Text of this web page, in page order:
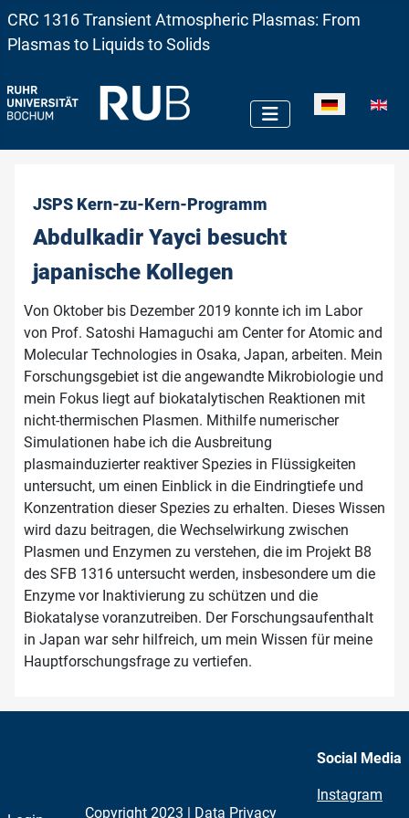
CRC 1316 Transient Atmospheric Plasmas: From
Plasmas to Liquids to Solids
Sprache
JSPS Kern-zu-Kern-Programm
Abdulkadir Yayci besucht
japanische Kollegen
Von Oktober bis Dezember 2019 konnte ich im Labor
von Prof. Satoshi Hamaguchi am Center for Atomic and
Molecular Technologies in Osaka, Japan, arbeiten. Mein
Forschungsgebiet ist die angewandte Mikrobiologie und
mein Fokus liegt auf biokatalytischen Reaktionen mit
nicht-thermischen Plasmen. Mithilfe numerischer
Simulationen habe ich die Ausbreitung
plasmainduzierter reaktiver Spezies in Flüssigkeiten
untersucht, um einen Einblick in die Eindringtiefe und
Konzentration dieser Spezies zu erhalten. Dieses Wissen
wird dazu beitragen, die Wechselwirkung zwischen
Plasmen und Enzymen zu verstehen, die im Projekt B8
des SFB 1316 untersucht werden, insbesondere um die
Enzyme vor Inaktivierung zu schützen und die
Biokatalyse voranzutreiben. Der Forschungsaufenthalt
in Japan war sehr hilfreich, um mein Wissen für meine
Hauptforschungsfrage zu vertiefen.
Copyright 2023 | Data Privacy
Social Media
Instagram